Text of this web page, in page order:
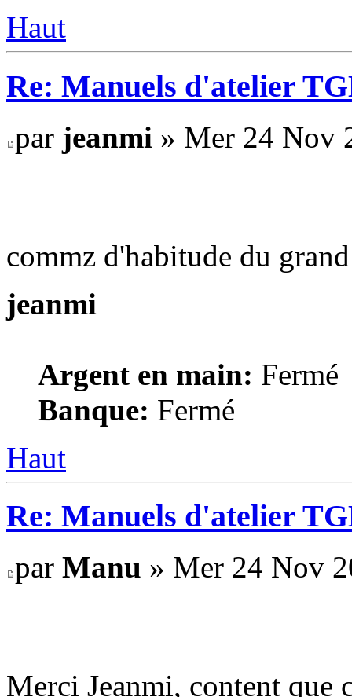
Haut
Re: Manuels d'atelier
par jeanmi » Mer 24 Nov
commz d'habitude du
jeanmi
Argent en main: Fermé
Banque: Fermé
Haut
Re: Manuels d'atelier
par Manu » Mer 24 Nov
Merci Jeanmi, content que